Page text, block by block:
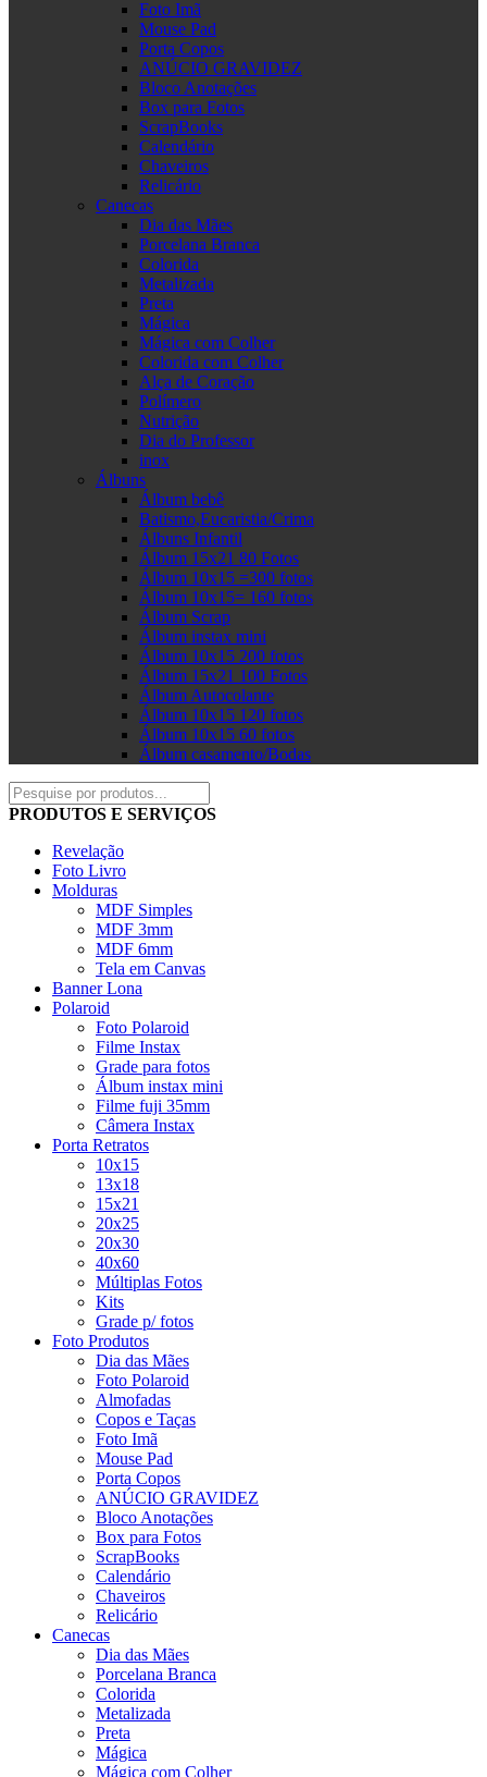
Foto Imã
Mouse Pad
Porta Copos
ANÚCIO GRAVIDEZ
Bloco Anotações
Box para Fotos
ScrapBooks
Calendário
Chaveiros
Relicário
Canecas
Dia das Mães
Porcelana Branca
Colorida
Metalizada
Preta
Mágica
Mágica com Colher
Colorida com Colher
Alça de Coração
Polímero
Nutrição
Dia do Professor
inox
Álbuns
Álbum bebê
Batismo,Eucaristia/Crima
Álbuns Infantil
Álbum 15x21 80 Fotos
Álbum 10x15 =300 fotos
Álbum 10x15= 160 fotos
Álbum Scrap
Álbum instax mini
Álbum 10x15 200 fotos
Álbum 15x21 100 Fotos
Álbum Autocolante
Álbum 10x15 120 fotos
Álbum 10x15 60 fotos
Álbum casamento/Bodas
PRODUTOS E SERVIÇOS
Revelação
Foto Livro
Molduras
MDF Simples
MDF 3mm
MDF 6mm
Tela em Canvas
Banner Lona
Polaroid
Foto Polaroid
Filme Instax
Grade para fotos
Álbum instax mini
Filme fuji 35mm
Câmera Instax
Porta Retratos
10x15
13x18
15x21
20x25
20x30
40x60
Múltiplas Fotos
Kits
Grade p/ fotos
Foto Produtos
Dia das Mães
Foto Polaroid
Almofadas
Copos e Taças
Foto Imã
Mouse Pad
Porta Copos
ANÚCIO GRAVIDEZ
Bloco Anotações
Box para Fotos
ScrapBooks
Calendário
Chaveiros
Relicário
Canecas
Dia das Mães
Porcelana Branca
Colorida
Metalizada
Preta
Mágica
Mágica com Colher